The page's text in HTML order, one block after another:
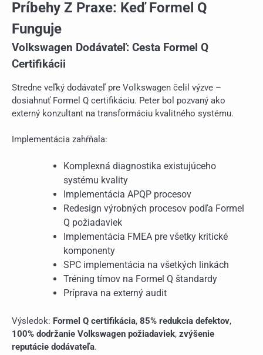
Príbehy Z Praxe: Keď Formel Q
Funguje
Volkswagen Dodávateľ: Cesta Formel Q
Certifikácii
Stredne veľký dodávateľ pre Volkswagen čelil výzve –
dosiahnuť Formel Q certifikáciu. Peter bol pozvaný ako
externý konzultant na transformáciu kvalitného systému.
Implementácia zahŕňala:
Komplexná diagnostika existujúceho
systému kvality
Implementácia APQP procesov
Redesign výrobných procesov podľa Formel
Q požiadaviek
Implementácia FMEA pre všetky kritické
komponenty
SPC implementácia na všetkých linkách
Tréning tímov na Formel Q štandardy
Príprava na externý audit
Výsledok: Formel Q certifikácia, 85% redukcia defektov,
100% dodržanie Volkswagen požiadaviek, zvýšenie
reputácie dodávateľa.